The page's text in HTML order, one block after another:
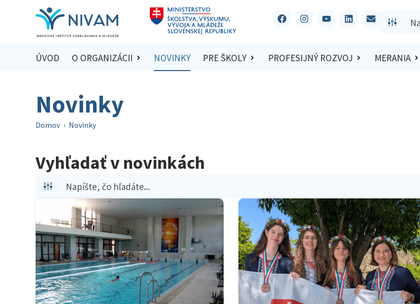
ÚVOD O ORGANIZÁCII NOVINKY PRE ŠKOLY PROFESIJNÝ ROZVOJ MERANIA
Novinky
Domov › Novinky
Vyhľadať v novinkách